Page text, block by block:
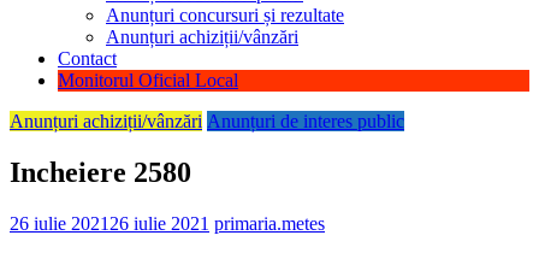
Anunțuri concursuri și rezultate
Anunțuri achiziții/vânzări
Contact
Monitorul Oficial Local
Anunțuri achiziții/vânzări Anunțuri de interes public
Incheiere 2580
26 iulie 2021 26 iulie 2021 primaria.metes